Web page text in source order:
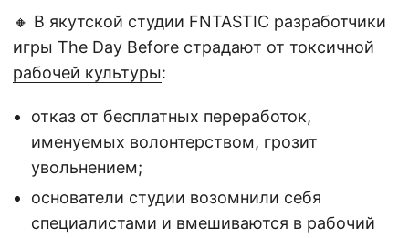
🔸 В якутской студии FNTASTIC разработчики
игры The Day Before страдают от токсичной
рабочей культуры:
отказ от бесплатных переработок,
именуемых волонтерством, грозит
увольнением;
основатели студии возомнили себя
специалистами и вмешиваются в рабочий